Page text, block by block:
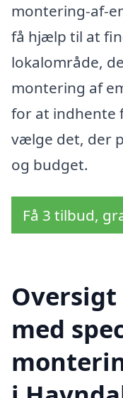
montering-af-
få hjælp til at
lokalområde,
montering af
for at indhente
vælge det, der
og budget.
Få 3 tilbud,
med